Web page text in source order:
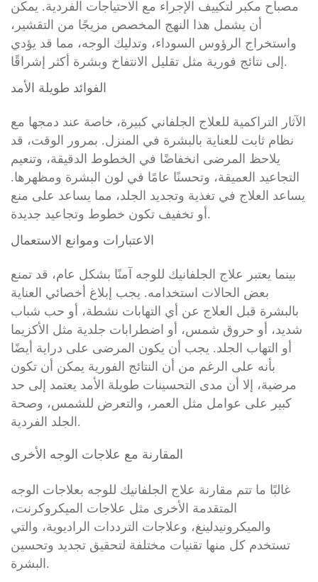
مصباح مكبر لتكييف الإجراء مع الاحتياجات الفردية. يمكن
أن يشمل هذا النهج المخصص مزيجًا من التقشير،
واستخراج الرؤوس السوداء، وتدليك الوجه، مما قد يؤدي
إلى نتائج فورية مثل تقليل الانتفاخ وبشرة أكثر إشراقًا.
الفوائد طويلة الأمد
الآثار التراكمية للعلاج الجلفاني كبيرة، خاصة عند دمجها مع
نظام ثابت للعناية بالبشرة في المنزل. بمرور الوقت، قد
يلاحظ المرضى انخفاضًا في الخطوط الدقيقة، وتنعيم
التجاعيد العميقة، وتحسنًا عامًا في لون البشرة ومظهرها.
يساعد العلاج في تغذية وتجديد الجلد، مما يساعد على منع
أو تخفيف تكون خطوط وتجاعيد جديدة.
الاعتبارات وموانع الاستعمال
بينما يعتبر علاج الجلفانيك للوجه آمنًا بشكل عام، قد تمنع
بعض الحالات استخدامه. يجب إبلاغ أخصائي العناية
بالبشرة قبل العلاج عن أي التهابات نشطة، أو حب شباب
شديد، أو حروق شمس، أو اضطرابات جلدية مثل الأكزيما
أو التهاب الجلد. يجب أن يكون المرضى على دراية أيضًا
بأنه على الرغم من أن النتائج الفورية يمكن أن تكون
مرضية، إلا أن مدى التحسينات طويلة الأمد يعتمد إلى حد
كبير على عوامل مثل العمر، والتعرض للشمس، وصحة
الجلد الفردية.
المقارنة مع علاجات الوجه الأخرى
غالبًا ما تتم مقارنة علاج الجلفانيك للوجه بعلاجات الوجه
المتقدمة الأخرى مثل علاجات الميكروكرنت،
والميكرونيدلينغ، وعلاجات الترددات الراديوية، والتي
تستخدم كل منها تقنيات مختلفة لتحقيق تجديد وتحسين
البشرة.